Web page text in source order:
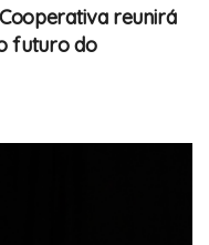
reunirá
futuro do